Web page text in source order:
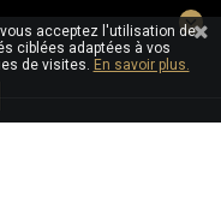

acceptez l'utilisation de
ciblées adaptées à vos
de visites. En savoir plus.